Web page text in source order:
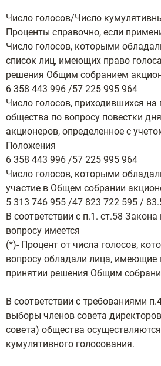
Число голосов/Число
Проценты справочно, если
Число голосов, которыми
список лиц, имеющих право
решения Общим собранием
6 358 443 996 /57 225 995 964
Число голосов, приходившихся
общества по вопросу повестки
акционеров, определенное с
Положения
6 358 443 996 /57 225 995 964
Число голосов, которыми
участие в Общем собрании
5 313 746 955 /47 823 722 595 /
В соответствии с п.1. ст.58
вопросу имеется
(*)- Процент от числа голосов,
вопросу обладали лица, имеющие
принятии решения Общим
В соответствии с требованиями
выборы членов совета
совета) общества
кумулятивного голосования.